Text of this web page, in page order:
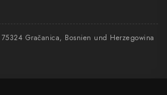
Gračanica, Bosnien und Herzegowina